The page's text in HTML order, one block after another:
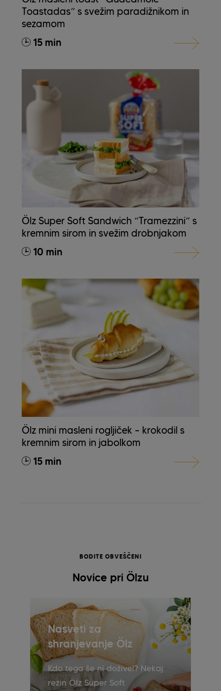
Toastadas” s svežim paradižnikom in
sezamom
15 min
Ölz Super Soft Sandwich “Tramezzini” s
kremnim sirom in svežim drobnjakom
10 min
Ölz mini masleni rogljiček – krokodil s
kremnim sirom in jabolkom
15 min
BODITE OBVEŠČENI
Novice pri Ölzu
Nasveti za
shranjevanje Ölz
Kdo tega še ni doživel? Nekaj
rezin Ölz Super Soft